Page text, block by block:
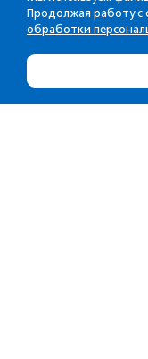
Продолжая работу с
обработки